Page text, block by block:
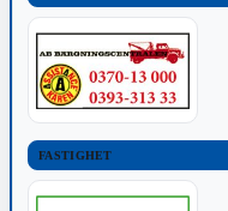
FASTIGHET